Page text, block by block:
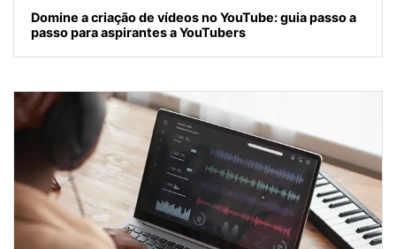
Domine a criação de vídeos no YouTube: guia passo a
passo para aspirantes a YouTubers